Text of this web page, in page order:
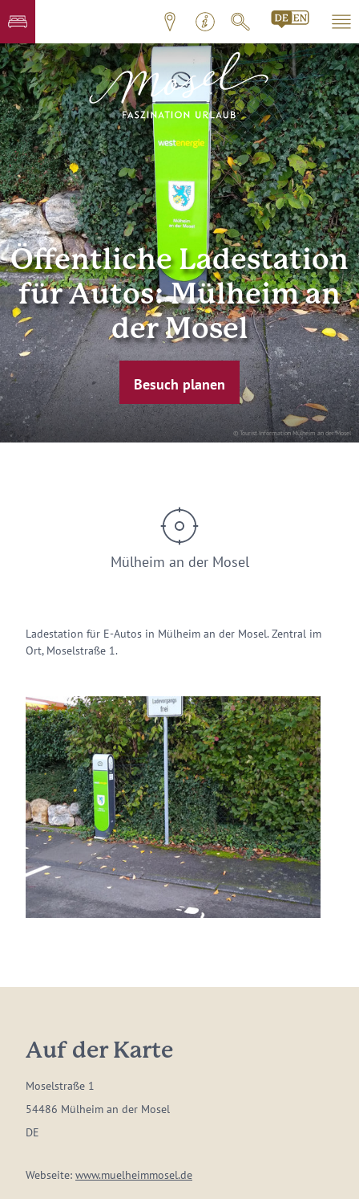
© Tourist Information Mülheim an der Mosel
Öffentliche Ladestation
für Autos: Mülheim an
der Mosel
Besuch planen
Mülheim an der Mosel
Ladestation für E-Autos in Mülheim an der Mosel. Zentral im
Ort, Moselstraße 1.
Auf der Karte
Moselstraße 1
54486 Mülheim an der Mosel
DE
Webseite: www.muelheimmosel.de